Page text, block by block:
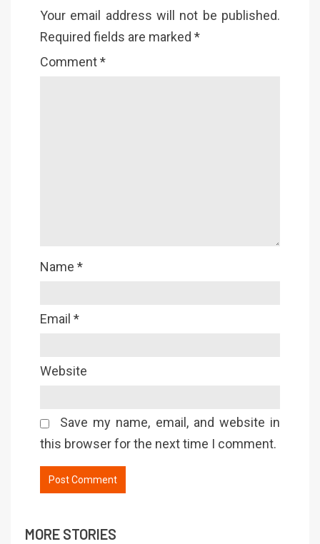
Your email address will not be published.
Required fields are marked *
Comment*
Name *
Email *
Website
Save my name, email, and website in
this browser for the next time I comment.
MORE STORIES